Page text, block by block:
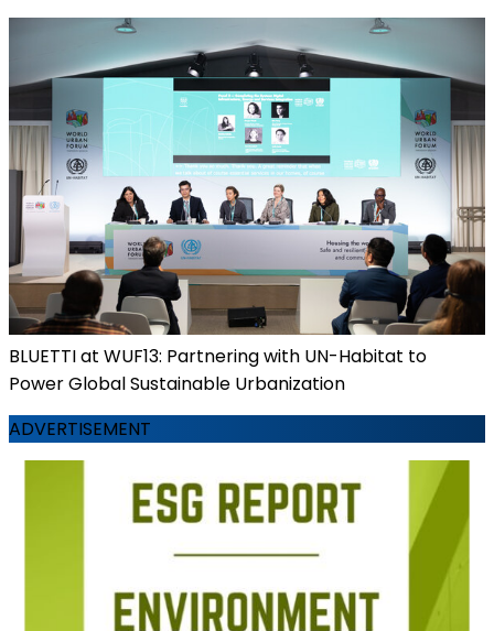
BLUETTI at WUF13: Partnering with UN-Habitat to
Power Global Sustainable Urbanization
ADVERTISEMENT